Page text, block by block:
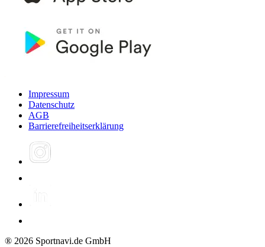
Impressum
Datenschutz
AGB
Barrierefreiheitserklärung
® 2026 Sportnavi.de GmbH